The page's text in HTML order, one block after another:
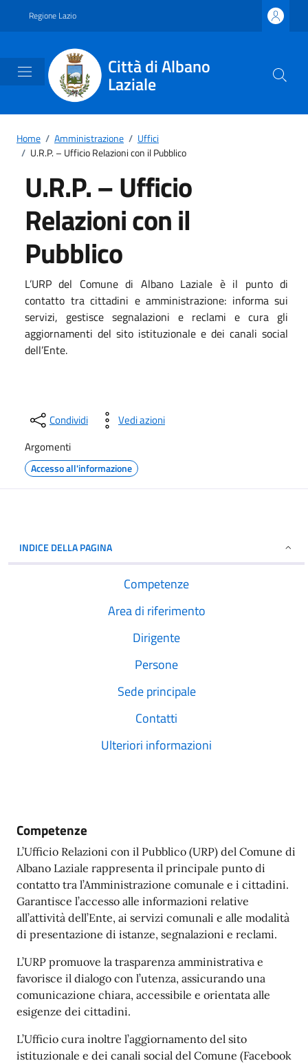
Regione Lazio
Città di Albano
Laziale
Home / Amministrazione / Uffici
/ U.R.P. – Ufficio Relazioni con il Pubblico
U.R.P. – Ufficio
Relazioni con il
Pubblico
L’URP del Comune di Albano Laziale è il punto di
contatto tra cittadini e amministrazione: informa sui
servizi, gestisce segnalazioni e reclami e cura gli
aggiornamenti del sito istituzionale e dei canali social
dell’Ente.
Condividi
Vedi azioni
Argomenti
Accesso all'informazione
INDICE DELLA PAGINA
Competenze
Area di riferimento
Dirigente
Persone
Sede principale
Contatti
Ulteriori informazioni
Competenze
L’Ufficio Relazioni con il Pubblico (URP) del Comune di
Albano Laziale rappresenta il principale punto di
contatto tra l’Amministrazione comunale e i cittadini.
Garantisce l’accesso alle informazioni relative
all’attività dell’Ente, ai servizi comunali e alle modalità
di presentazione di istanze, segnalazioni e reclami.
L’URP promuove la trasparenza amministrativa e
favorisce il dialogo con l’utenza, assicurando una
comunicazione chiara, accessibile e orientata alle
esigenze dei cittadini.
L’Ufficio cura inoltre l’aggiornamento del sito
istituzionale e dei canali social del Comune (Facebook